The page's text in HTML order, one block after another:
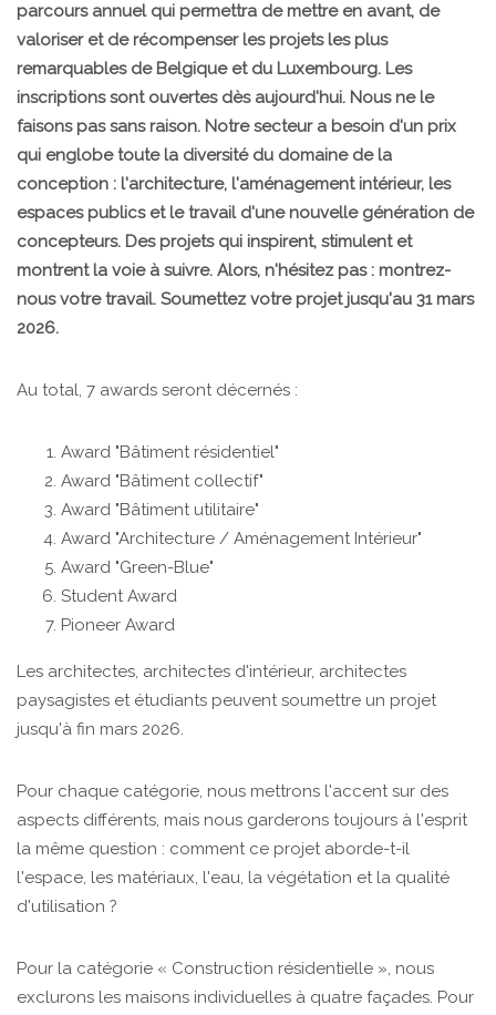
parcours annuel qui permettra de mettre en avant, de
valoriser et de récompenser les projets les plus
remarquables de Belgique et du Luxembourg. Les
inscriptions sont ouvertes dès aujourd'hui. Nous ne le
faisons pas sans raison. Notre secteur a besoin d'un prix
qui englobe toute la diversité du domaine de la
conception : l'architecture, l'aménagement intérieur, les
espaces publics et le travail d'une nouvelle génération de
concepteurs. Des projets qui inspirent, stimulent et
montrent la voie à suivre. Alors, n'hésitez pas : montrez-
nous votre travail. Soumettez votre projet jusqu'au 31 mars
2026.
Au total, 7 awards seront décernés :
Award "Bâtiment résidentiel"
Award "Bâtiment collectif"
Award "Bâtiment utilitaire"
Award "Architecture / Aménagement Intérieur"
Award "Green-Blue"
Student Award
Pioneer Award
Les architectes, architectes d'intérieur, architectes
paysagistes et étudiants peuvent soumettre un projet
jusqu'à fin mars 2026.
Pour chaque catégorie, nous mettrons l'accent sur des
aspects différents, mais nous garderons toujours à l'esprit
la même question : comment ce projet aborde-t-il
l'espace, les matériaux, l'eau, la végétation et la qualité
d'utilisation ?
Pour la catégorie « Construction résidentielle », nous
exclurons les maisons individuelles à quatre façades. Pour